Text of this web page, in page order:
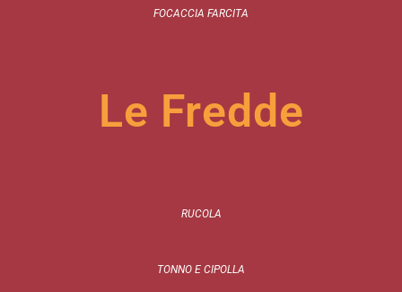
FOCACCIA FARCITA
Le Fredde
RUCOLA
TONNO E CIPOLLA